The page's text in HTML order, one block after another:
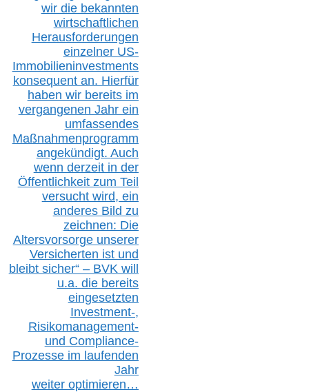
wir die bekannten
wirtschaftlichen
Herausforderungen
einzelner US-
Immobilieninvestments
konsequent an. Hierfür
haben wir bereits im
vergangenen Jahr ein
umfassendes
Maßnahmenprogramm
angekündigt. Auch
wenn derzeit in der
Öffentlichkeit zum Teil
versucht wird, ein
anderes Bild zu
zeichnen: Die
Altersvorsorge unserer
Versicherten ist und
bleibt sicher“ – BVK will
u.a. die bereits
eingesetzten
Investment-,
Risikomanagement-
und Compliance-
Prozesse im laufenden
Jahr
weiter optimieren…